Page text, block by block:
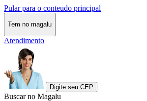
Pular para o conteudo principal
Tem no magalu
Atendimento
Digite seu CEP
Buscar no Magalu